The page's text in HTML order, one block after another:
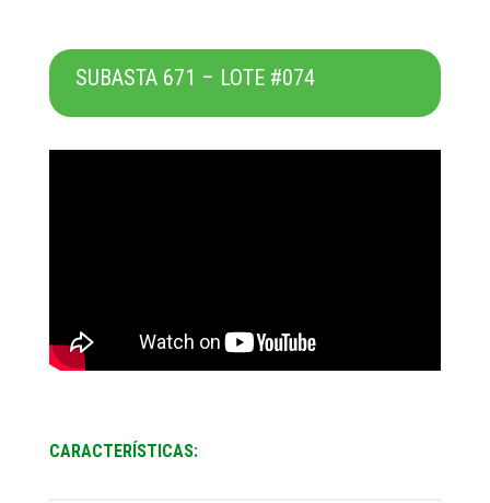
SUBASTA 671 – LOTE #074
CARACTERÍSTICAS: